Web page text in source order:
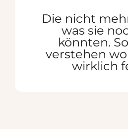
Die nicht
was sie
könnten.
verstehen
wirklich